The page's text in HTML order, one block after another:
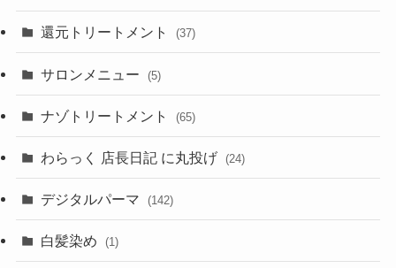
還元トリートメント (37)
サロンメニュー (5)
ナゾトリートメント (65)
わらっく 店長日記 に丸投げ (24)
デジタルパーマ (142)
白髪染め (1)